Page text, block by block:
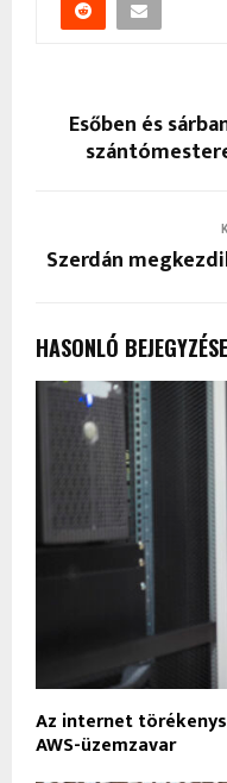
Esőben és
Szerdán
HASONLÓ
Az internet
AWS-üzemzavar